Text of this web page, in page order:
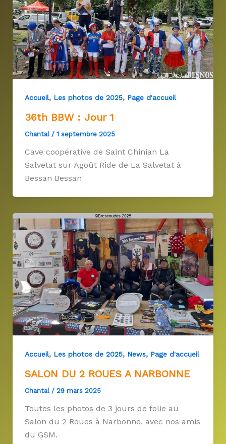
Accueil, Les photos de 2025, Page d'accueil
36th BBW : Jour 1
Chantal / 1 septembre 2025
Cave coopérative de Saint Chinian La
Salvetat sur Agoût Ride de La Salvetat à
Bessan Bessan
Accueil, Les photos de 2025, News, Page d'accueil
SALON DU 2 ROUES A NARBONNE
Chantal / 29 mars 2025
Toutes les photos de 3 jours de folie au
Salon du 2 Roues à Narbonne, avec nos amis
du GSM.